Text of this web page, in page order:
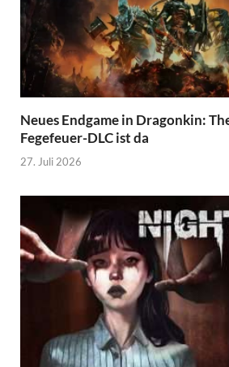
Neues Endgame in Dragonkin:
Fegefeuer-DLC ist da
27. Juli 2026